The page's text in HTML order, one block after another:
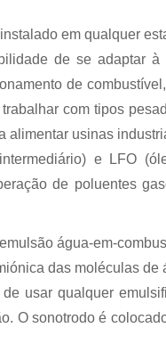
em qualquer
de se adaptar à
de
com tipos
alimentar usinas
e LFO
de poluentes
água-em-
das moléculas
usar qualquer
O sonotrodo é